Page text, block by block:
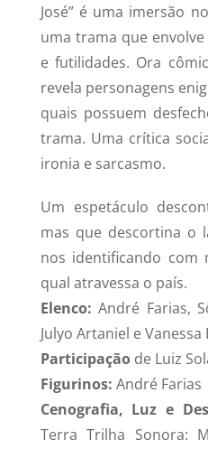
José” é uma imersão
uma trama que
e futilidades. Ora
revela personagens
quais possuem
trama. Uma crítica
ironia e sarcasmo.
Um espetáculo
mas que descortina o
nos identificando com
qual atravessa o país.
Elenco: André Farias,
Julyo Artaniel e Vanessa
Participaçãode Luiz
Figurinos: André Farias
Cenografia, Luz e
Terra Trilha Sonora: